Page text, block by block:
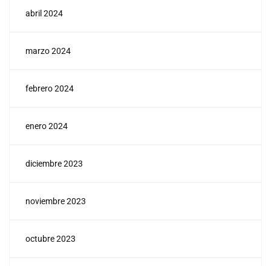
abril 2024
marzo 2024
febrero 2024
enero 2024
diciembre 2023
noviembre 2023
octubre 2023